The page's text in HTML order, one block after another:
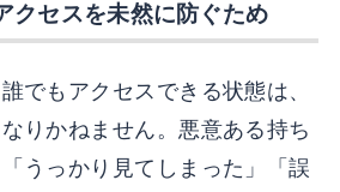
クセスを未然に防ぐため
でもアクセスできる状態は、
りかねません。悪意ある持ち
うっかり見てしまった」「誤